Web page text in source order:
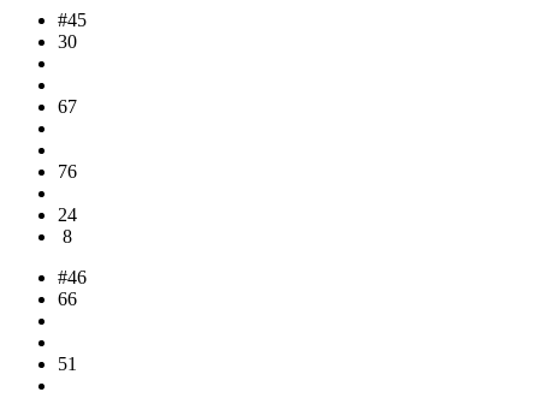
#45
30
67
76
24
8
#46
66
51